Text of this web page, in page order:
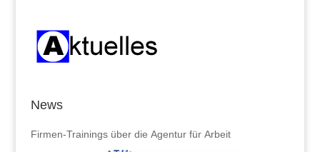
News
Firmen-Trainings über die Agentur für Arbeit